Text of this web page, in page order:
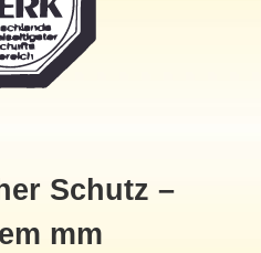
Schutz –
mm